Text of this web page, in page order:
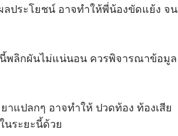
t
ลประโยชน์ อาจทำให้พี่น้องขัดแย้ง จน
นี้พลิกผันไม่แน่นอน ควรพิจารณาข้อมูล
แปลกๆ อาจทำให้ ปวดท้อง ท้องเสีย
นระยะนี้ด้วย